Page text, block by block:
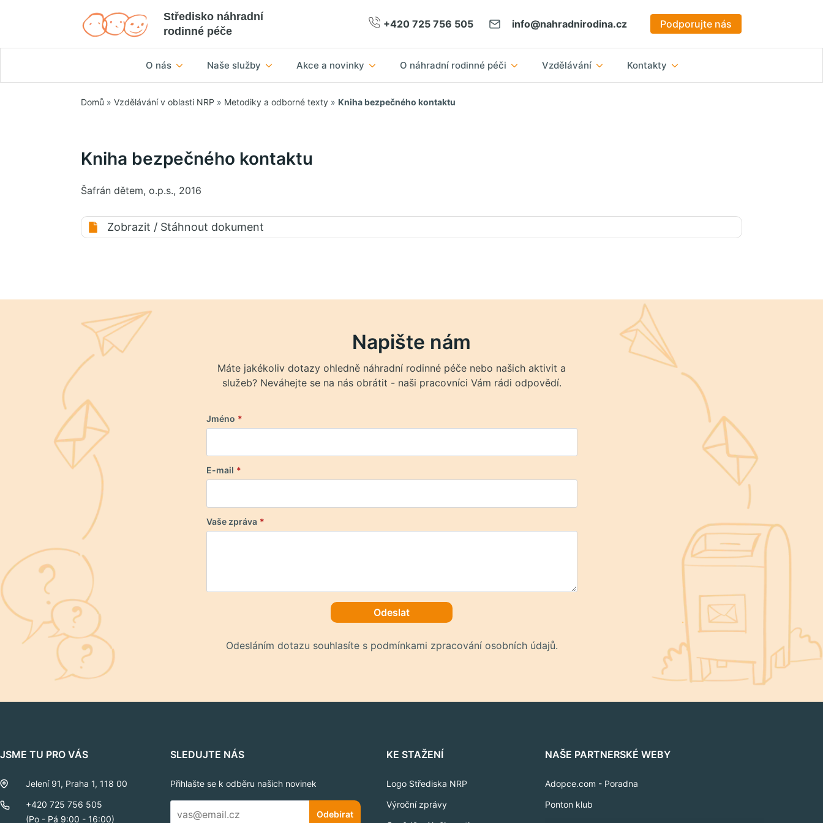
Středisko náhradní
rodinné péče
+420 725 756 505 info@nahradnirodina.cz Podporujte nás
O nás Naše služby Akce a novinky O náhradní rodinné péči Vzdělávání Kontakty
Domů » Vzdělávání v oblasti NRP » Metodiky a odborné texty » Kniha bezpečného kontaktu
Kniha bezpečného kontaktu
Šafrán dětem, o.p.s., 2016
Zobrazit / Stáhnout dokument
Napište nám
Máte jakékoliv dotazy ohledně náhradní rodinné péče nebo našich aktivit a
služeb? Neváhejte se na nás obrátit - naši pracovníci Vám rádi odpovědí.
Jméno *
E-mail *
Vaše zpráva *
Odeslat
Odesláním dotazu souhlasíte s podmínkami zpracování osobních údajů.
JSME TU PRO VÁS
Jelení 91, Praha 1, 118 00
+420 725 756 505
(Po - Pá 9:00 - 16:00)
SLEDUJTE NÁS
Přihlašte se k odběru našich novinek
E-
mail
Odebírat
KE STAŽENÍ
Logo Střediska NRP
Výroční zprávy
NAŠE PARTNERSKÉ WEBY
Adopce.com - Poradna
Ponton klub